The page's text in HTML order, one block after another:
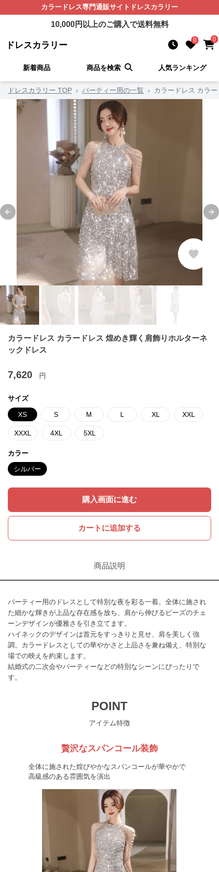
カラードレス専門通販サイト ドレスカラリー
10,000円以上のご購入で送料無料
ドレスカラリー 0 0
新着商品 商品を検索 人気ランキング
ドレスカラリー TOP › パーティー用の一覧 › カラードレス カラ
Previous slide
カラードレス カラードレス 煌めき輝く肩飾りホルターネ
ックドレス
7,620 円
サイズ
XS S M L XL XXL
XXXL 4XL 5XL
カラー
シルバー
購入画面に進む
カートに追加する
商品説明
パーティー用のドレスとして特別な夜を彩る一着。全体に施され
た細かな輝きが上品な存在感を放ち、肩から伸びるビーズのチェ
ーンデザインが優雅さを引き立てます。
ハイネックのデザインは首元をすっきりと見せ、肩を美しく強
調。カラードレスとしての華やかさと上品さを兼ね備え、特別な
場での映えを約束します。
結婚式の二次会やパーティーなどの特別なシーンにぴったりで
す。
POINT
アイテム特徴
贅沢なスパンコール装飾
全体に施された煌びやかなスパンコールが華やかで
高級感のある雰囲気を演出